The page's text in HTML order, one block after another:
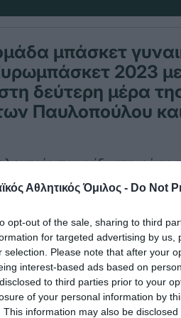
Αθλητικός Όμιλος - Do Not
opt-out of the sale, sharing to third
for targeted advertising by
selection. Please note that after your
interest-based ads based on
to third parties prior to your
of your personal information by
This information may also be
μπάσκετ
2023
δεύτερη μέρα
Παυλοπούλου
παιχνίδι στη
στην Ισπανία.
(Δανία), Προτς
17, 32-34, 56-47, 73-65
Χριστινάκη 11 (12ρ..
7, Τσινέκε 9,